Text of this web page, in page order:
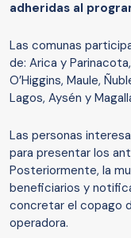
adheridas al
Las comunas
de: Arica y
O’Higgins, Maule,
Lagos, Aysén y
Las personas
para presentar los
Posteriormente, la
beneficiarios y
concretar el copago
operadora.